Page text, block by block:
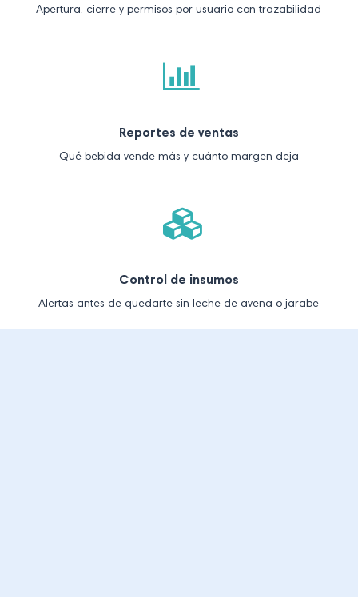
Apertura, cierre y permisos por usuario con trazabilidad
Reportes de ventas
Qué bebida vende más y cuánto margen deja
Control de insumos
Alertas antes de quedarte sin leche de avena o jarabe